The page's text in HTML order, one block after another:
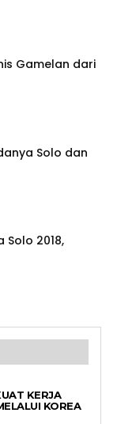
Gamelan dari
Solo dan
Solo 2018,
KERJA
KOREA